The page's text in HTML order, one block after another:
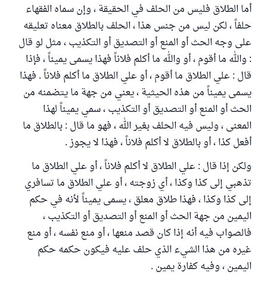
أما الطلاق فليس من الحلف في الحقيقة ، وإن سماه الفقهاء
حلفاً ، لكن ليس من جنس هذا ، الحلف بالطلاق معناه تعليقه
على وجه الحث أو المنع أو التصديق أو التكذيب ، مثل لو قال
: والله ما أقوم ، أو والله ما أكلم فلاناً فهذا يسمى يميناً ، فإذا
قال : علي الطلاق ما أقوم ، أو علي الطلاق ما أكلم فلاناً . فهذا
يسمى يميناً من هذه الحيثية ، يعني من جهة ما يتضمنه من
الحث أو المنع أو التصديق أو التكذيب ، سمي يميناً لهذا
المعنى ، وليس فيه الحلف بغير الله ، فهو ما قال : بالطلاق ما
أفعل كذا ، أو بالطلاق لا أكلم فلاناً ، فهذا لا يجوز .
ولكن إذا قال : علي الطلاق لا أكلم فلاناً ، أو علي الطلاق ما
تذهبي إلى كذا وكذا ، أي زوجته ، أو علي الطلاق ما تسافري
إلى كذا وكذا ، فهذا طلاق معلق ، يسمى يميناً لأنه في حكم
اليمين من جهة الحث أو المنع أو التصديق أو التكذيب ،
فالصواب فيه أنه إذا كان قصد منعها ، أو منع نفسه ، أو منع
غيره من هذا الشيء الذي حلف عليه فيكون حكمه حكم
اليمين ، وفيه كفارة يمين .